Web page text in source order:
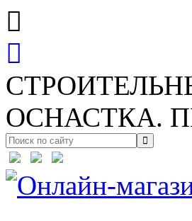
ОСНАСТКА.